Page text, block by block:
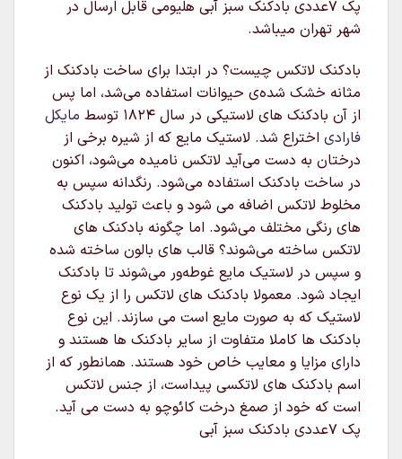
پک 7عددی بادکنک سبز آبی هلیومی قابل ارسال در
شهر تهران میباشد.
بادکنک لاتکس چیست؟ در ابتدا برای ساخت بادکنک از
مثانه خشک شده‌ی حیوانات استفاده می‌شد، اما پس
از آن بادکنک های لاستیکی در سال ۱۸۲۴ توسط
مایکل
فارادی اختراع شد. لاستیک مایع که از شیره برخی از
درختان به دست می‌آید لاتکس نامیده می‌شود، اکنون
در ساخت بادکنک استفاده می‌شود. رنگدانه سپس به
مخلوط لاتکس اضافه می شود و باعث تولید بادکنک
های رنگی مختلف می‌شود. اما چگونه بادکنک های
لاتکس ساخته می‌شوند؟ قالب های بالون ساخته شده
و سپس در لاستیک مایع غوطه‌ور می‌شوند تا بادکنک
ایجاد شود. معمولا بادکنک های لاتکس را از یک نوع
لاستیک که به صورت مایع است می سازند. این نوع
بادکنک ها کاملا متفاوت از سایر بادکنک ها هستند و
دارای مزایا و معایب خاص خود هستند. همانطور که از
اسم بادکنک های لاتکسی پیداست، از جنس لاتکس
است که خود از صمغ درخت کائوچو به دست می آید.
پک 7عددی بادکنک سبز آبی